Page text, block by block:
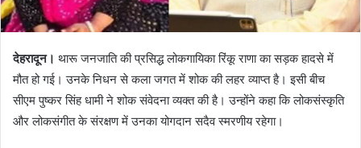
देहरादून। थारू जनजाति की प्रसिद्ध लोकगायिका रिंकू राणा का सड़क हादसे में
मौत हो गई। उनके निधन से कला जगत में शोक की लहर व्याप्त है। इसी बीच
सीएम पुष्कर सिंह धामी ने शोक संवेदना व्यक्त की है। उन्होंने कहा कि लोकसंस्कृति
और लोकसंगीत के संरक्षण में उनका योगदान सदैव स्मरणीय रहेगा।